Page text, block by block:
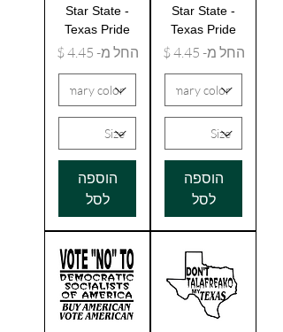
Star State -
Texas Pride
החל מ-
מחיר מבצע
הוספה
לסל
Star State -
Texas Pride
החל מ-
מחיר מבצע
הוספה
לסל